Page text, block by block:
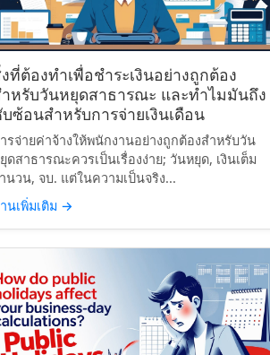
ที่ต้องทำเพื่อชำระเงินอย่างถูกต้อง
หรับวันหยุดสาธารณะ และทำไมมันถึง
ซ้อนสำหรับการจ่ายเงินเดือน
รจ่ายค่าจ้างให้พนักงานอย่างถูกต้องสำหรับวัน
ดสาธารณะควรเป็นเรื่องง่าย; วันหยุด, เงินเต็ม
นวน, จบ. แต่ในความเป็นจริง...
นเพิ่มเติม →